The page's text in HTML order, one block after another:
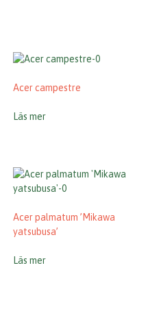
Acer campestre
Läs mer
Acer palmatum ’Mikawa
yatsubusa’
Läs mer